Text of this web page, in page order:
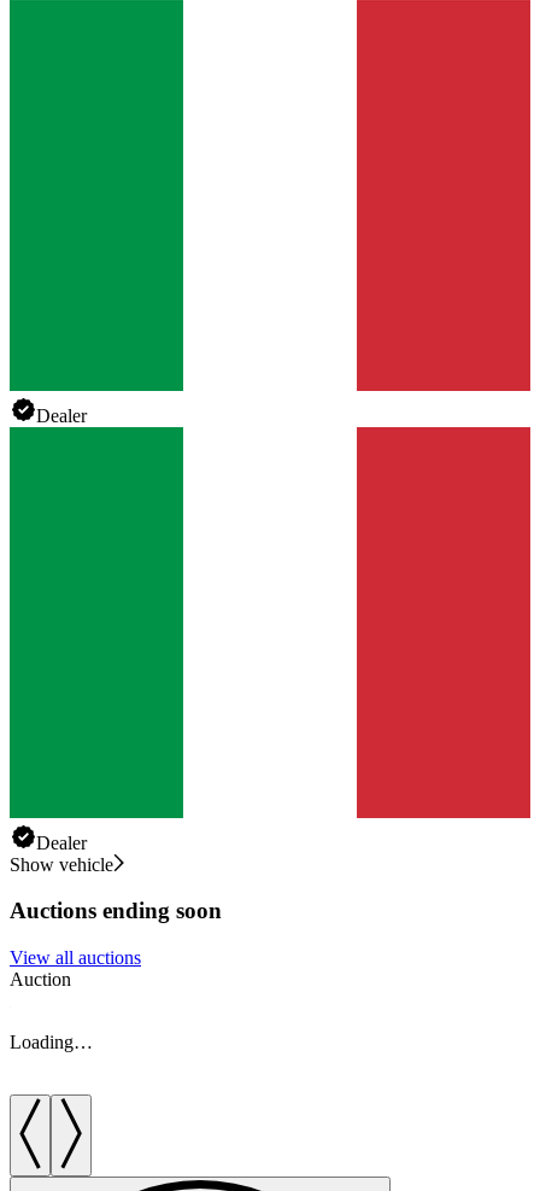
Dealer
Dealer
Show vehicle
Auctions ending soon
View all auctions
Auction
Loading…